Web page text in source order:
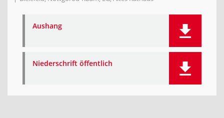
Aushang
Niederschrift öffentlich